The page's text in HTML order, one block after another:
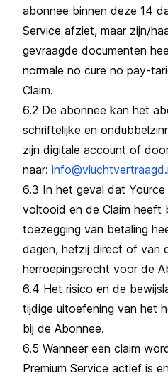
abonnee binnen deze 14
Service afziet, maar zijn/
gevraagde documenten
normale no cure no pay-
Claim.
6.2 De abonnee kan het
schriftelijke en
zijn digitale account of
naar:
6.3 In het geval dat
voltooid en de Claim heeft
toezegging van betaling
dagen, hetzij direct of van
herroepingsrecht voor de
6.4 Het risico en de
tijdige uitoefening van het
bij de Abonnee.
6.5 Wanneer een claim
Premium Service actief is